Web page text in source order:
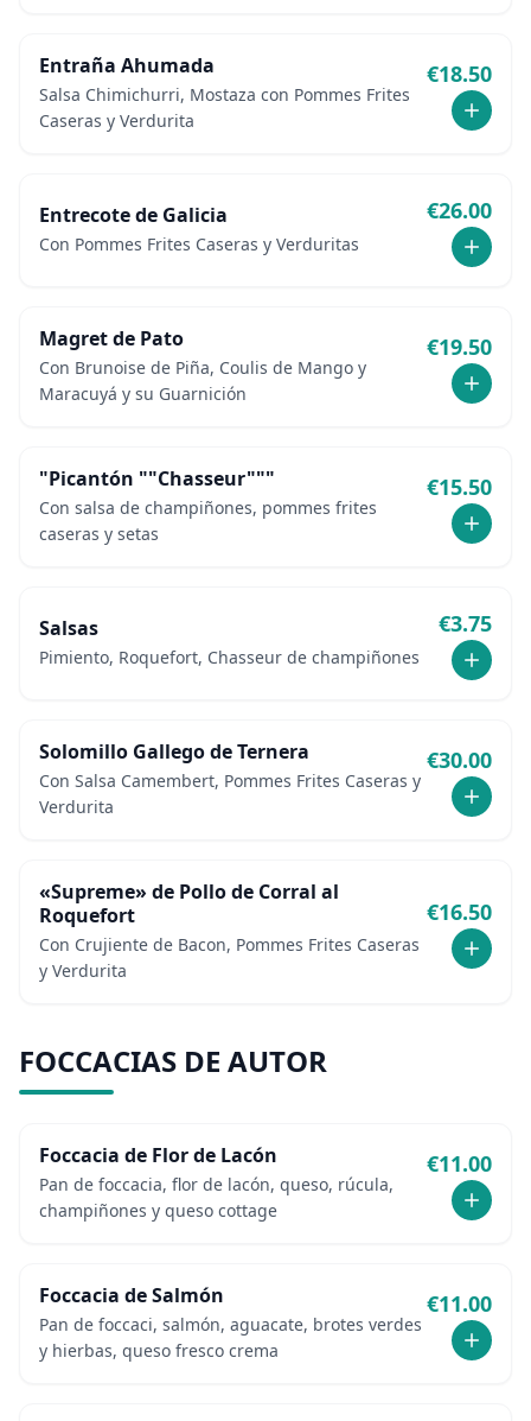
Entraña Ahumada
Salsa Chimichurri, Mostaza con Pommes Frites
Caseras y Verdurita
€18.50
Entrecote de Galicia
Con Pommes Frites Caseras y Verduritas
€26.00
Magret de Pato
Con Brunoise de Piña, Coulis de Mango y
Maracuyá y su Guarnición
€19.50
"Picantón ""Chasseur"""
Con salsa de champiñones, pommes frites
caseras y setas
€15.50
Salsas
Pimiento, Roquefort, Chasseur de champiñones
€3.75
Solomillo Gallego de Ternera
Con Salsa Camembert, Pommes Frites Caseras y
Verdurita
€30.00
«Supreme» de Pollo de Corral al
Roquefort
Con Crujiente de Bacon, Pommes Frites Caseras
y Verdurita
€16.50
FOCCACIAS DE AUTOR
Foccacia de Flor de Lacón
Pan de foccacia, flor de lacón, queso, rúcula,
champiñones y queso cottage
€11.00
Foccacia de Salmón
Pan de foccaci, salmón, aguacate, brotes verdes
y hierbas, queso fresco crema
€11.00